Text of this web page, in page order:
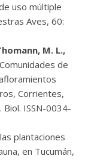
uso múltiple
Aves, 60:
M. L.,
de
Corrientes,
Biol. ISSN-0034-
plantaciones
en Tucumán,